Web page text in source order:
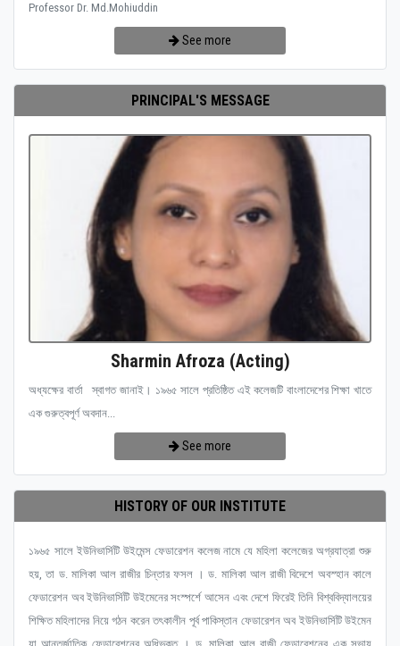
Professor Dr. Md.Mohiuddin
See more
PRINCIPAL'S MESSAGE
Sharmin Afroza (Acting)
অধ্যক্ষের বার্তা স্বাগত জানাই। ১৯৬৫ সালে প্রতিষ্ঠিত এই কলেজটি বাংলাদেশের শিক্ষা খাতে
এক গুরুত্বপূর্ণ অবদান...
See more
HISTORY OF OUR INSTITUTE
১৯৬৫ সালে ইউনিভার্সিটি উইমেন্স ফেডারেশন কলেজ নামে যে মহিলা কলেজের অগ্রযাত্রা শুরু
হয়, তা ড. মালিকা আল রাজীর চিন্তার ফসল । ড. মালিকা আল রাজী বিদেশে অবস্হান কালে
ফেডারেশন অব ইউনিভার্সিটি উইমেনের সংস্পর্শে আসেন এবং দেশে ফিরেই তিনি বিশ্ববিদ্যালয়ের
শিক্ষিত মহিলাদের নিয়ে গঠন করেন তৎকালীন পূর্ব পাকিস্তান ফেডারেশন অব ইউনিভার্সিটি উইমেন